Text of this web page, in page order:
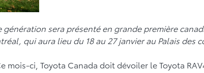
sera présenté en grande première
qui aura lieu du 18 au 27 janvier au Palais des
mois-ci, Toyota Canada doit dévoiler le Toyota